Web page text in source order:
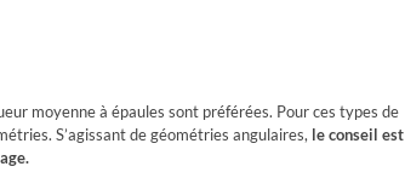
moyenne à épaules sont préférées. Pour ces types de
S’agissant de géométries angulaires, le conseil est